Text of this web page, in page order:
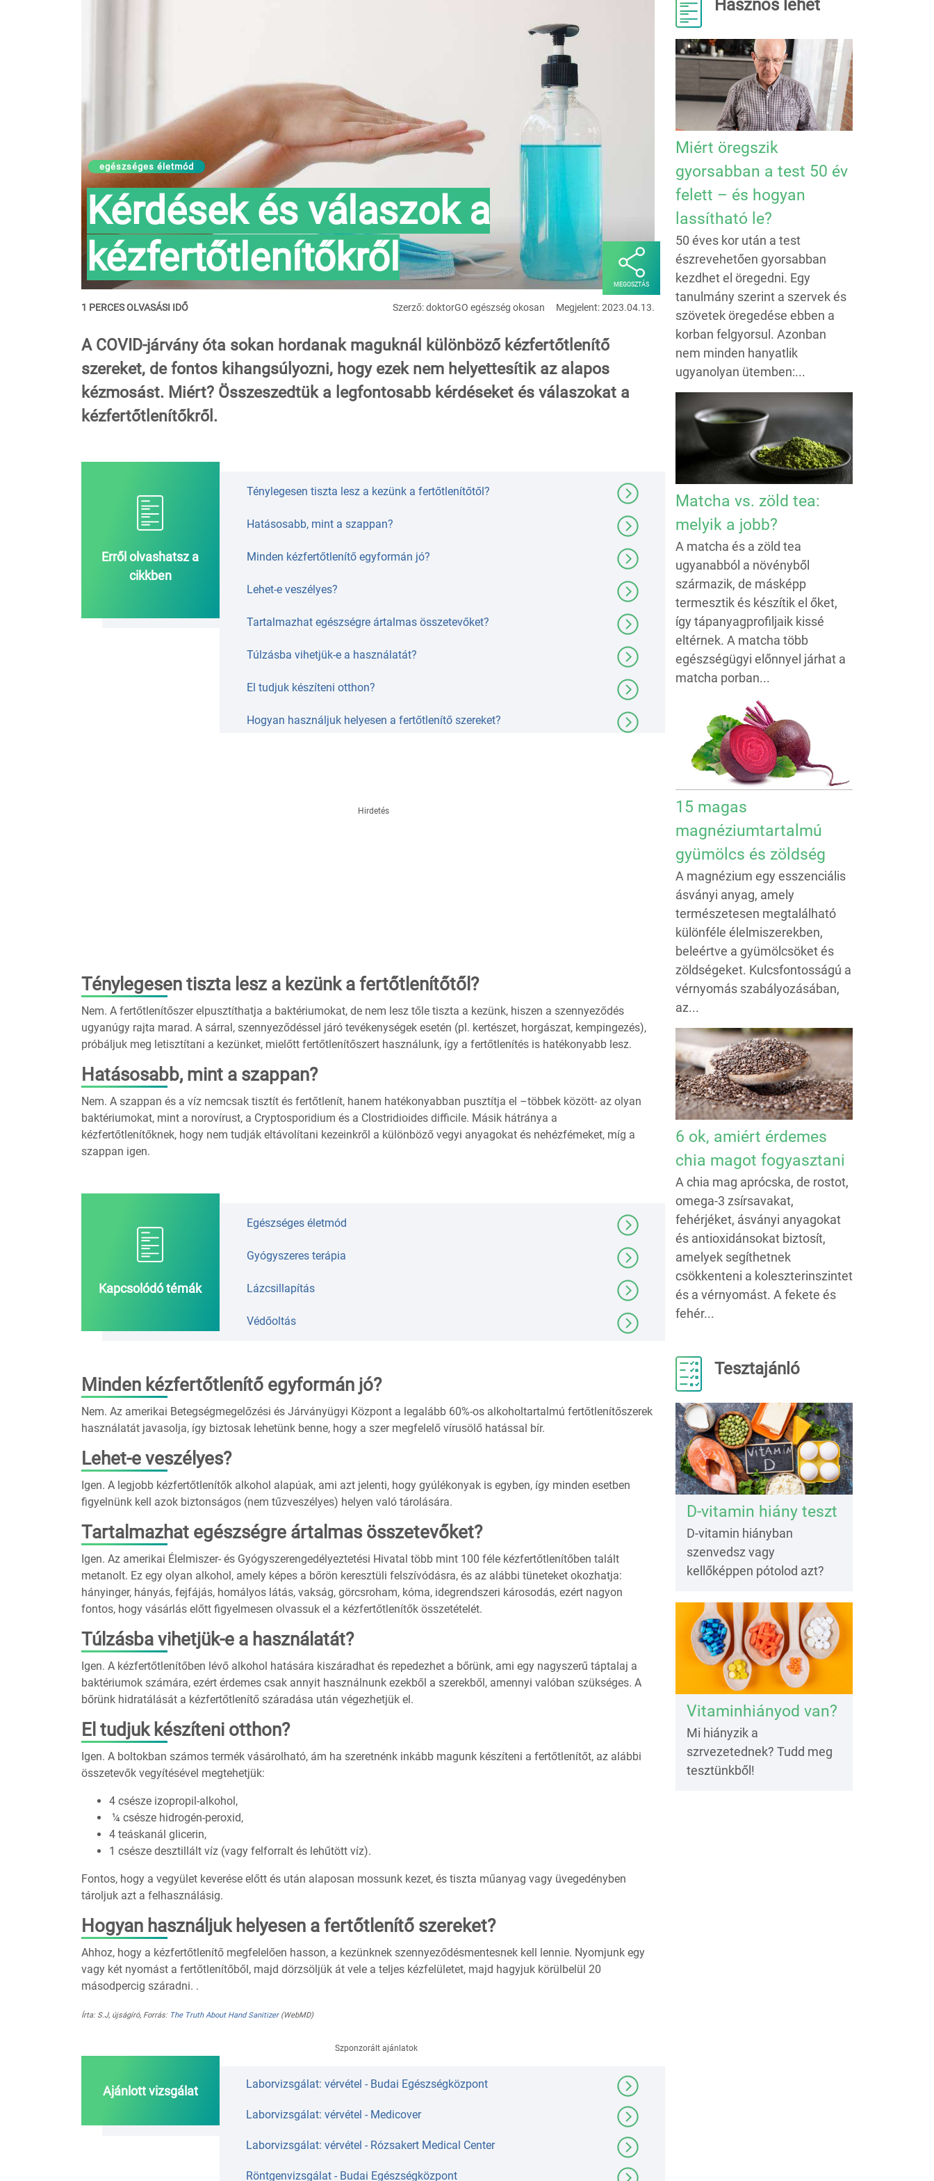
egészséges életmód
Kérdések és válaszok a
kézfertőtlenítőkről
MEGOSZTÁS
1 PERCES OLVASÁSI IDŐ Megjelent: 2023.04.13.
Szerző: doktorGO egészség okosan
A COVID-járvány óta sokan hordanak maguknál különböző kézfertőtlenítő
szereket, de fontos kihangsúlyozni, hogy ezek nem helyettesítik az alapos
kézmosást. Miért? Összeszedtük a legfontosabb kérdéseket és válaszokat a
kézfertőtlenítőkről.
Erről olvashatsz a
cikkben
Ténylegesen tiszta lesz a kezünk a fertőtlenítőtől?
Hatásosabb, mint a szappan?
Minden kézfertőtlenítő egyformán jó?
Lehet-e veszélyes?
Tartalmazhat egészségre ártalmas összetevőket?
Túlzásba vihetjük-e a használatát?
El tudjuk készíteni otthon?
Hogyan használjuk helyesen a fertőtlenítő szereket?
Hirdetés
Ténylegesen tiszta lesz a kezünk a fertőtlenítőtől?
Nem. A fertőtlenítőszer elpusztíthatja a baktériumokat, de nem lesz tőle tiszta a kezünk, hiszen a szennyeződés
ugyanúgy rajta marad. A sárral, szennyeződéssel járó tevékenységek esetén (pl. kertészet, horgászat, kempingezés),
próbáljuk meg letisztítani a kezünket, mielőtt fertőtlenítőszert használunk, így a fertőtlenítés is hatékonyabb lesz.
Hatásosabb, mint a szappan?
Nem. A szappan és a víz nemcsak tisztít és fertőtlenít, hanem hatékonyabban pusztítja el –többek között- az olyan
baktériumokat, mint a norovírust, a Cryptosporidium és a Clostridioides difficile. Másik hátránya a
kézfertőtlenítőknek, hogy nem tudják eltávolítani kezeinkről a különböző vegyi anyagokat és nehézfémeket, míg a
szappan igen.
Kapcsolódó témák
Egészséges életmód
Gyógyszeres terápia
Lázcsillapítás
Védőoltás
Minden kézfertőtlenítő egyformán jó?
Nem. Az amerikai Betegségmegelőzési és Járványügyi Központ a legalább 60%-os alkoholtartalmú fertőtlenítőszerek
használatát javasolja, így biztosak lehetünk benne, hogy a szer megfelelő vírusölő hatással bír.
Lehet-e veszélyes?
Igen. A legjobb kézfertőtlenítők alkohol alapúak, ami azt jelenti, hogy gyúlékonyak is egyben, így minden esetben
figyelnünk kell azok biztonságos (nem tűzveszélyes) helyen való tárolására.
Tartalmazhat egészségre ártalmas összetevőket?
Igen. Az amerikai Élelmiszer- és Gyógyszerengedélyeztetési Hivatal több mint 100 féle kézfertőtlenítőben talált
metanolt. Ez egy olyan alkohol, amely képes a bőrön keresztüli felszívódásra, és az alábbi tüneteket okozhatja:
hányinger, hányás, fejfájás, homályos látás, vakság, görcsroham, kóma, idegrendszeri károsodás, ezért nagyon
fontos, hogy vásárlás előtt figyelmesen olvassuk el a kézfertőtlenítők összetételét.
Túlzásba vihetjük-e a használatát?
Igen. A kézfertőtlenítőben lévő alkohol hatására kiszáradhat és repedezhet a bőrünk, ami egy nagyszerű táptalaj a
baktériumok számára, ezért érdemes csak annyit használnunk ezekből a szerekből, amennyi valóban szükséges. A
bőrünk hidratálását a kézfertőtlenítő száradása után végezhetjük el.
El tudjuk készíteni otthon?
Igen. A boltokban számos termék vásárolható, ám ha szeretnénk inkább magunk készíteni a fertőtlenítőt, az alábbi
összetevők vegyítésével megtehetjük:
4 csésze izopropil-alkohol,
¼ csésze hidrogén-peroxid,
4 teáskanál glicerin,
1 csésze desztillált víz (vagy felforralt és lehűtött víz).
Fontos, hogy a vegyület keverése előtt és után alaposan mossunk kezet, és tiszta műanyag vagy üvegedényben
tároljuk azt a felhasználásig.
Hogyan használjuk helyesen a fertőtlenítő szereket?
Ahhoz, hogy a kézfertőtlenítő megfelelően hasson, a kezünknek szennyeződésmentesnek kell lennie. Nyomjunk egy
vagy két nyomást a fertőtlenítőből, majd dörzsöljük át vele a teljes kézfelületet, majd hagyjuk körülbelül 20
másodpercig száradni. .
Írta: S.J, újságíró, Forrás: The Truth About Hand Sanitizer(WebMD)
Ajánlott vizsgálat
Szponzorált ajánlatok
Laborvizsgálat: vérvétel - Budai Egészségközpont
Laborvizsgálat: vérvétel - Medicover
Laborvizsgálat: vérvétel - Rózsakert Medical Center
Röntgenvizsgálat - Budai Egészségközpont
Hasznos lehet
Miért öregszik
gyorsabban a test 50 év
felett – és hogyan
lassítható le?
50 éves kor után a test
észrevehetően gyorsabban
kezdhet el öregedni. Egy
tanulmány szerint a szervek és
szövetek öregedése ebben a
korban felgyorsul. Azonban
nem minden hanyatlik
ugyanolyan ütemben:...
Matcha vs. zöld tea:
melyik a jobb?
A matcha és a zöld tea
ugyanabból a növényből
származik, de másképp
termesztik és készítik el őket,
így tápanyagprofiljaik kissé
eltérnek. A matcha több
egészségügyi előnnyel járhat a
matcha porban...
15 magas
magnéziumtartalmú
gyümölcs és zöldség
A magnézium egy esszenciális
ásványi anyag, amely
természetesen megtalálható
különféle élelmiszerekben,
beleértve a gyümölcsöket és
zöldségeket. Kulcsfontosságú a
vérnyomás szabályozásában,
az...
6 ok, amiért érdemes
chia magot fogyasztani
A chia mag aprócska, de rostot,
omega-3 zsírsavakat,
fehérjéket, ásványi anyagokat
és antioxidánsokat biztosít,
amelyek segíthetnek
csökkenteni a koleszterinszintet
és a vérnyomást. A fekete és
fehér...
Tesztajánló
D-vitamin hiány teszt
D-vitamin hiányban
szenvedsz vagy
kellőképpen pótolod azt?
Vitaminhiányod van?
Mi hiányzik a
szrvezetednek? Tudd meg
tesztünkből!